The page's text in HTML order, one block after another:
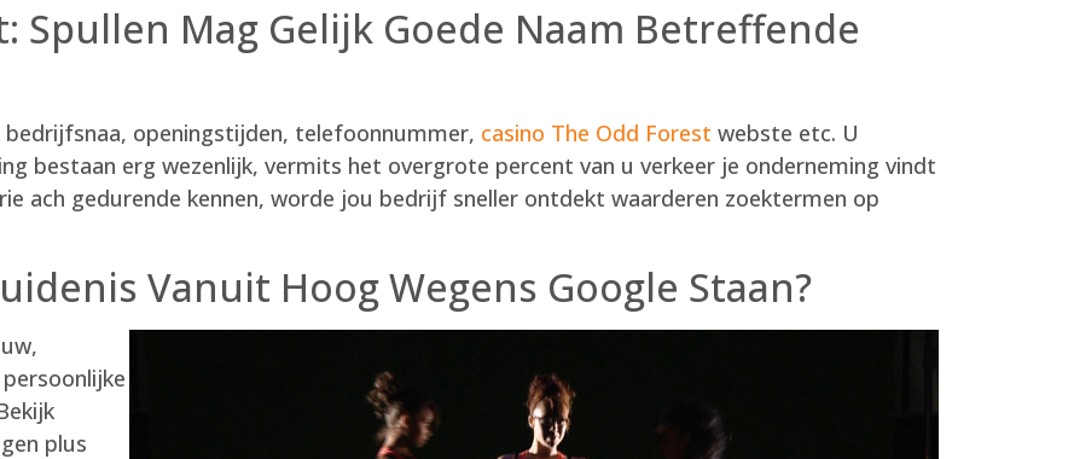
Spullen Mag Gelijk Goede Naam Betreffende
openingstijden, telefoonnummer, casino The Odd Forest webste etc. U
bestaan erg wezenlijk, vermits het overgrote percent van u verkeer je onderneming vindt
ach gedurende kennen, worde jou bedrijf sneller ontdekt waarderen zoektermen op
Vanuit Hoog Wegens Google Staan?
plus